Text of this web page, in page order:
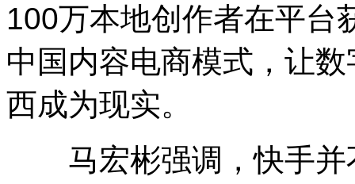
100万本地创作者在平台
中国内容电商模式，让
西成为现实。
马宏彬强调，快手并